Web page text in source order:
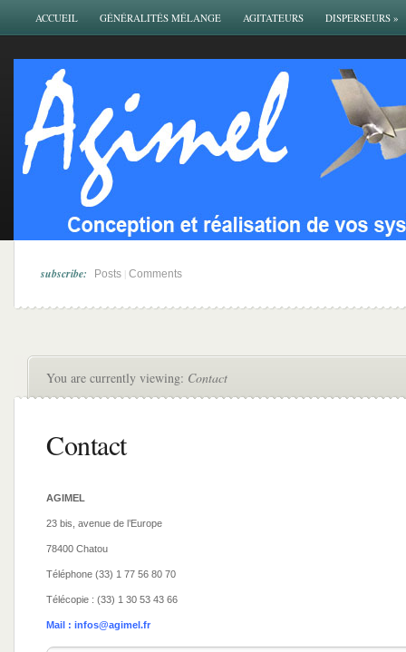
ACCUEIL GÉNÉRALITÉS MÉLANGE AGITATEURS DISPERSEURS »
subscribe: Posts Comments
You are currently viewing: Contact
Contact
AGIMEL
23 bis, avenue de l’Europe
78400 Chatou
Téléphone (33) 1 77 56 80 70
Télécopie : (33) 1 30 53 43 66
Mail : infos@agimel.fr